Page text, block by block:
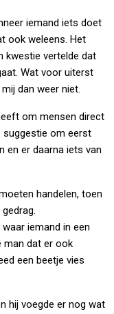
iemand iets doet
ook weleens. Het
kwestie vertelde dat
Wat voor uiterst
dan weer niet.
om mensen direct
suggestie om eerst
en er daarna iets van
handelen, toen
iemand in een
man dat er ook
een beetje vies
hij voegde er nog wat